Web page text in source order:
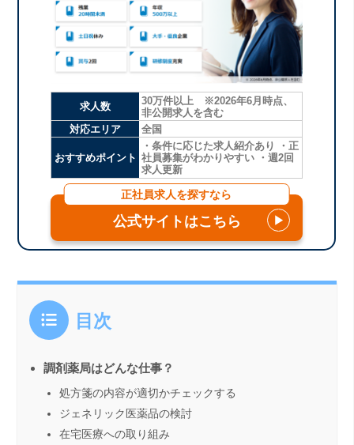
求人数
30万件以上 ※2026年6月時点、
非公開求人を含む
対応エリア
全国
おすすめポイント
・条件に応じた求人紹介あり ・正
社員募集がわかりやすい ・週2回
求人更新
正社員求人を探すなら
公式サイトはこちら ▶
目次
調剤薬局はどんな仕事？
処方箋の内容が適切かチェックする
ジェネリック医薬品の検討
在宅医療への取り組み